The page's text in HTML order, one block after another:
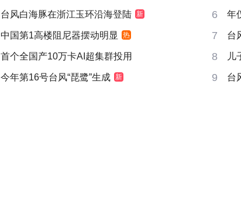
台风白海豚在浙江玉环沿海登陆 新 6 年
中国第1高楼阻尼器摆动明显 热 7 台
首个全国产10万卡AI超集群投用 8 儿
今年第16号台风“琵鹭”生成 新 9 台